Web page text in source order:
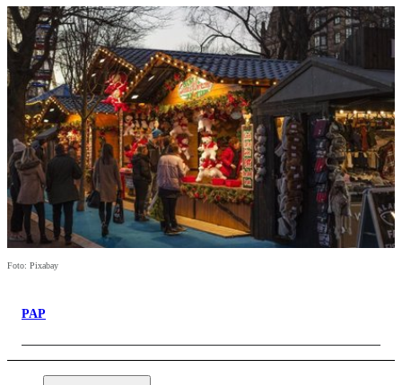
Foto: Pixabay
PAP